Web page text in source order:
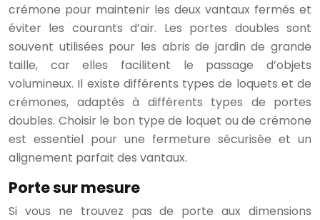
crémone pour maintenir les deux vantaux fermés et
éviter les courants d’air. Les portes doubles sont
souvent utilisées pour les abris de jardin de grande
taille, car elles facilitent le passage d’objets
volumineux. Il existe différents types de loquets et de
crémones, adaptés à différents types de portes
doubles. Choisir le bon type de loquet ou de crémone
est essentiel pour une fermeture sécurisée et un
alignement parfait des vantaux.
Porte sur mesure
Si vous ne trouvez pas de porte aux dimensions